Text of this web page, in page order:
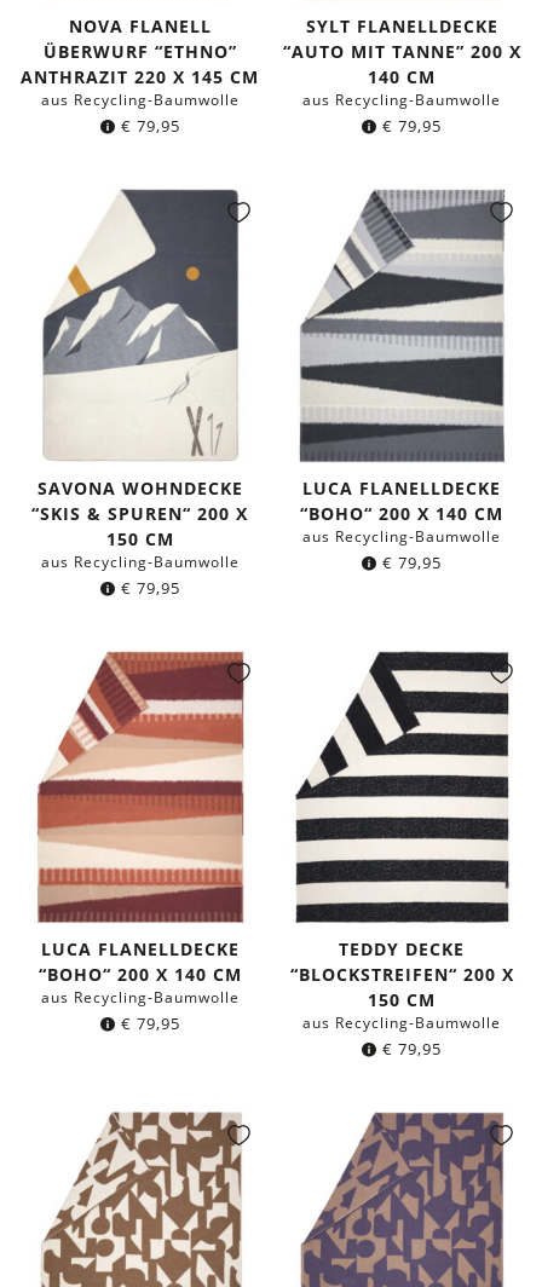
NOVA FLANELL
ÜBERWURF “ETHNO”
ANTHRAZIT 220 X 145 CM
aus Recycling-Baumwolle
€ 79,95
SYLT FLANELLDECKE
“AUTO MIT TANNE” 200 X
140 CM
aus Recycling-Baumwolle
€ 79,95
SAVONA WOHNDECKE
“SKIS & SPUREN“ 200 X
150 CM
aus Recycling-Baumwolle
€ 79,95
LUCA FLANELLDECKE
“BOHO“ 200 X 140 CM
aus Recycling-Baumwolle
€ 79,95
LUCA FLANELLDECKE
“BOHO“ 200 X 140 CM
aus Recycling-Baumwolle
€ 79,95
TEDDY DECKE
“BLOCKSTREIFEN“ 200 X
150 CM
aus Recycling-Baumwolle
€ 79,95